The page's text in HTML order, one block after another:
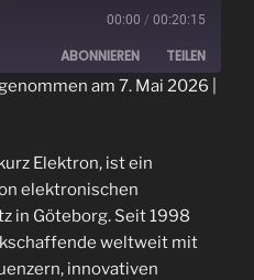
00:00 / 00:20:15
ABONNIEREN TEILEN
am 7. Mai 2026
Elektron, ist ein
elektronischen
in Göteborg. Seit 1998
weltweit mit
innovativen